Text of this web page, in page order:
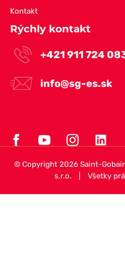
Kontakt
Rýchly kontakt
+421 911 724
info@sg-es.sk
© Copyright 2026 Saint-
s.r.o.
Všetky